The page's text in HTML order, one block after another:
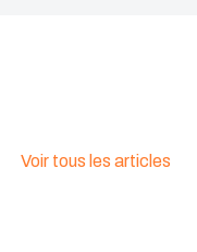
Voir tous les articles